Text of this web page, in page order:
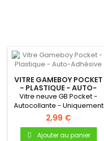
VITRE GAMEBOY POCKET
- PLASTIQUE - AUTO-
ADHÉSIVE
Vitre neuve GB Pocket -
Autocollante - Uniquement
pour Gameboy Pocket
(avec...
2,99 €
Ajouter au panier